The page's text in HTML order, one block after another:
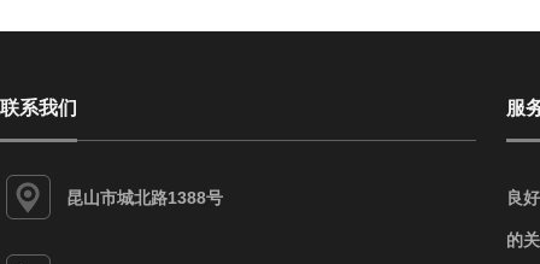
联系我们
昆山市城北路1388号
服
良
的